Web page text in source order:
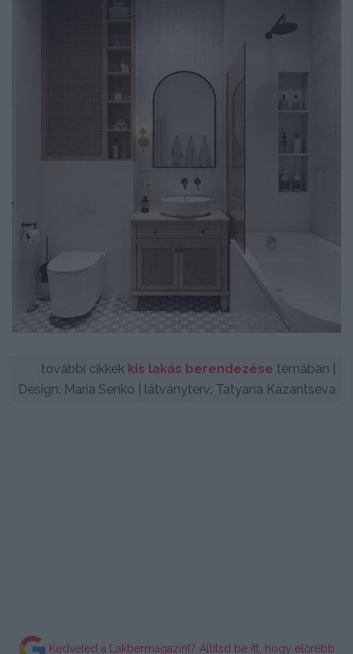
további cikkek kis lakás berendezése témában |
Design: Maria Senko | látványterv: Tatyana Kazantseva
Kedveled a Lakbermagazint? Állítsd be itt, hogy előrébb